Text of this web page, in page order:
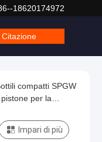
18620174972
Citazione
compatti SPGW
per la
Impari di più